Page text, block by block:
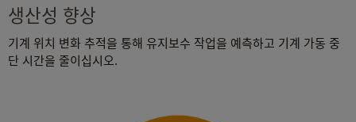
생산성 향상
기계 위치 변화 추적을 통해 유지보수 작업을 예측하고 기계 가동 중
단 시간을 줄이십시오.